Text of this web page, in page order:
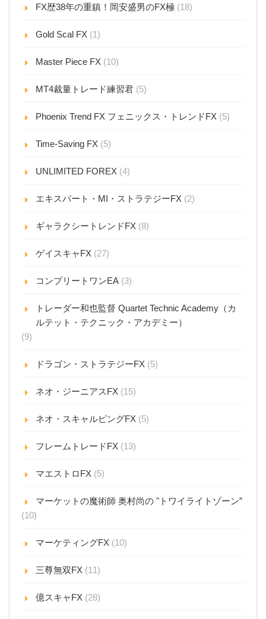
FX歴38年の重鎮！岡安盛男のFX極 (18)
Gold Scal FX (1)
Master Piece FX (10)
MT4裁量トレード練習君 (5)
Phoenix Trend FX フェニックス・トレンドFX (5)
Time-Saving FX (5)
UNLIMITED FOREX (4)
エキスパート・MI・ストラテジーFX (2)
ギャラクシートレンドFX (8)
ゲイスキャFX (27)
コンプリートワンEA (3)
トレーダー和也監督 Quartet Technic Academy（カ
ルテット・テクニック・アカデミー）
(9)
ドラゴン・ストラテジーFX (5)
ネオ・ジーニアスFX (15)
ネオ・スキャルピングFX (5)
フレームトレードFX (13)
マエストロFX (5)
マーケットの魔術師 奥村尚の "トワイライトゾーン”
(10)
マーケティングFX (10)
三尊無双FX (11)
億スキャFX (28)